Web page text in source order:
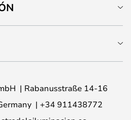
Rabanusstraße 14-16
+34 911438772